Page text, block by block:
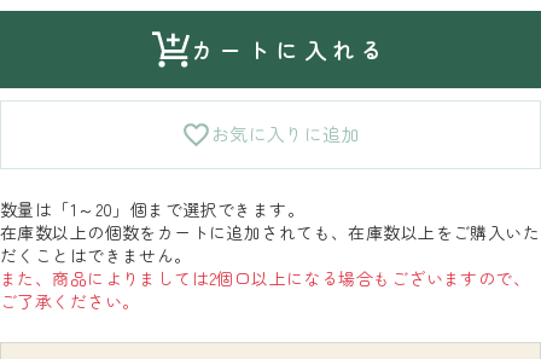
カートに入れる
お気に入りに追加
数量は「1～20」個まで選択できます。
在庫数以上の個数をカートに追加されても、在庫数以上をご購入いた
だくことはできません。
また、商品によりましては2個口以上になる場合もございますので、
ご了承ください。